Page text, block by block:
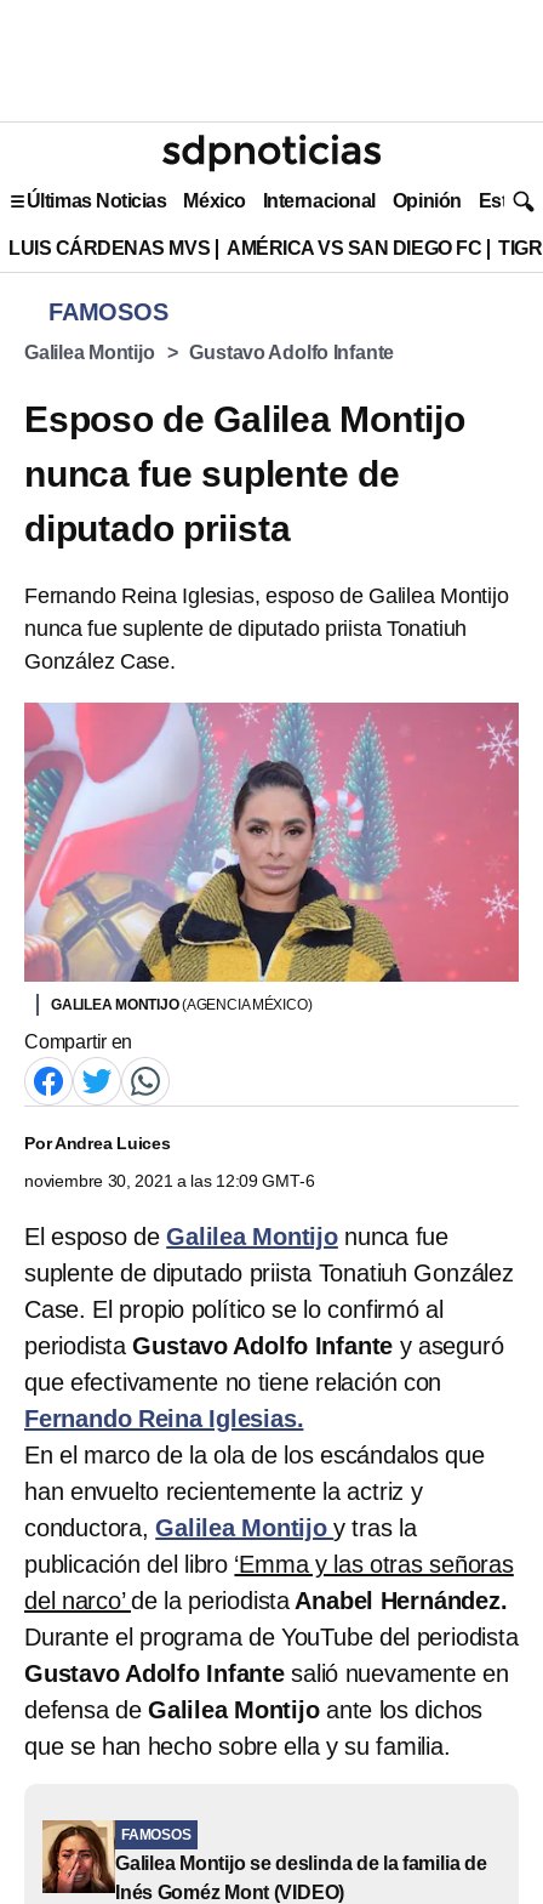
Últimas Noticias México Internacional Opinión Estilo
LUIS CÁRDENAS MVS AMÉRICA VS SAN DIEGO FC
FAMOSOS
Galilea Montijo Gustavo Adolfo Infante
Esposo de Galilea Montijo
nunca fue suplente de
diputado priista
Fernando Reina Iglesias, esposo de Galilea Montijo
nunca fue suplente de diputado priista Tonatiuh
González Case.
GALILEA MONTIJO(AGENCIA MÉXICO)
Compartir en
PorAndrea Luices
noviembre 30, 2021 a las 12:09 GMT-6
El esposo deGalilea Montijonunca fue
suplente de diputado priista Tonatiuh González
Case. El propio político se lo confirmó al
periodistaGustavo Adolfo Infante y aseguró
que efectivamente no tiene relación con
Fernando Reina Iglesias.
En el marco de la ola de los escándalos que
han envuelto recientemente la actriz y
conductora, Galilea Montijoy tras la
publicación del libro ‘Emma y las otras señoras
del narco’de la periodista Anabel Hernández.
Durante el programa de YouTube del periodista
Gustavo Adolfo Infantesalió nuevamente en
defensa deGalilea Montijoante los dichos
que se han hecho sobre ella y su familia.
FAMOSOS
Galilea Montijo se deslinda de la familia de
Inés Goméz Mont (VIDEO)